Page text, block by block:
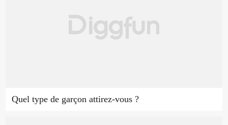
Quel type de garçon attirez-vous ?